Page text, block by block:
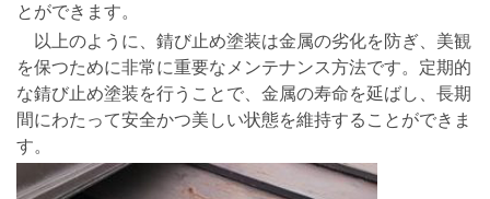
とができます。
以上のように、錆び止め塗装は金属の劣化を防ぎ、美観
を保つために非常に重要なメンテナンス方法です。定期的
な錆び止め塗装を行うことで、金属の寿命を延ばし、長期
間にわたって安全かつ美しい状態を維持することができま
す。